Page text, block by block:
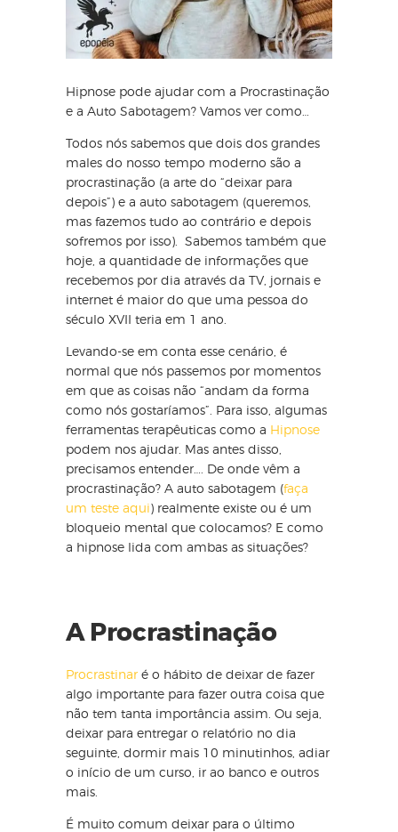
Hipnose pode ajudar com a Procrastinação
e a Auto Sabotagem? Vamos ver como…
Todos nós sabemos que dois dos grandes
males do nosso tempo moderno são a
procrastinação (a arte do “deixar para
depois”) e a auto sabotagem (queremos,
mas fazemos tudo ao contrário e depois
sofremos por isso). Sabemos também que
hoje, a quantidade de informações que
recebemos por dia através da TV, jornais e
internet é maior do que uma pessoa do
século XVII teria em 1 ano.
Levando-se em conta esse cenário, é
normal que nós passemos por momentos
em que as coisas não “andam da forma
como nós gostaríamos”. Para isso, algumas
ferramentas terapêuticas como a Hipnose
podem nos ajudar. Mas antes disso,
precisamos entender…. De onde vêm a
procrastinação? A auto sabotagem (faça
um teste aqui) realmente existe ou é um
bloqueio mental que colocamos? E como
a hipnose lida com ambas as situações?
A Procrastinação
Procrastinar é o hábito de deixar de fazer
algo importante para fazer outra coisa que
não tem tanta importância assim. Ou seja,
deixar para entregar o relatório no dia
seguinte, dormir mais 10 minutinhos, adiar
o início de um curso, ir ao banco e outros
mais.
É muito comum deixar para o último